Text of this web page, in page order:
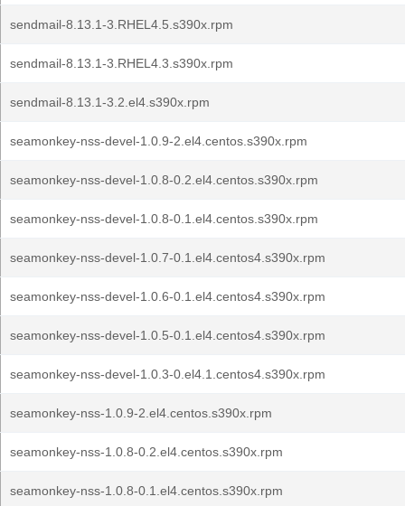
sendmail-8.13.1-3.RHEL4.5.s390x.rpm
sendmail-8.13.1-3.RHEL4.3.s390x.rpm
sendmail-8.13.1-3.2.el4.s390x.rpm
seamonkey-nss-devel-1.0.9-2.el4.centos.s390x.rpm
seamonkey-nss-devel-1.0.8-0.2.el4.centos.s390x.rpm
seamonkey-nss-devel-1.0.8-0.1.el4.centos.s390x.rpm
seamonkey-nss-devel-1.0.7-0.1.el4.centos4.s390x.rpm
seamonkey-nss-devel-1.0.6-0.1.el4.centos4.s390x.rpm
seamonkey-nss-devel-1.0.5-0.1.el4.centos4.s390x.rpm
seamonkey-nss-devel-1.0.3-0.el4.1.centos4.s390x.rpm
seamonkey-nss-1.0.9-2.el4.centos.s390x.rpm
seamonkey-nss-1.0.8-0.2.el4.centos.s390x.rpm
seamonkey-nss-1.0.8-0.1.el4.centos.s390x.rpm